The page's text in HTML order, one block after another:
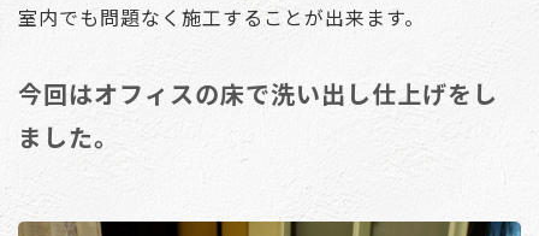
室内でも問題なく施工することが出来ます。
今回はオフィスの床で洗い出し仕上げをし
ました。